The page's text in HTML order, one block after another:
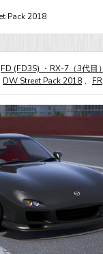
Pack 2018
FD (FD3S) ・RX-7（3代目）
DW Street Pack 2018 , FR